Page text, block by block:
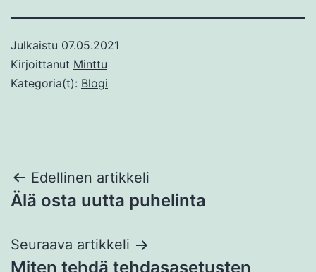
Julkaistu 07.05.2021
Kirjoittanut Minttu
Kategoria(t): Blogi
Artikkelien
selaus
Edellinen artikkeli
Älä osta uutta puhelinta
Seuraava artikkeli
Miten tehdä tehdasasetusten